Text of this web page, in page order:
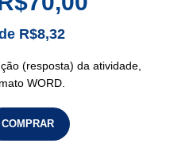
R$8,32
(resposta) da atividade,
WORD.
COMPRAR